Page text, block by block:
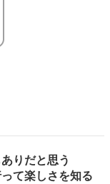
りだと思う
て楽しさを知る